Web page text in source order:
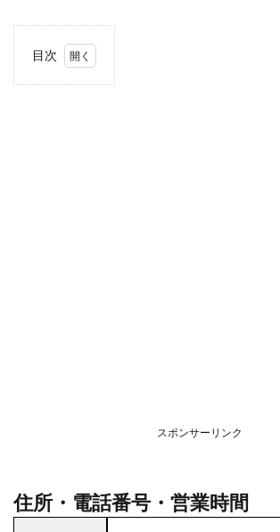
目次
スポンサーリンク
住所・電話番号・営業時間